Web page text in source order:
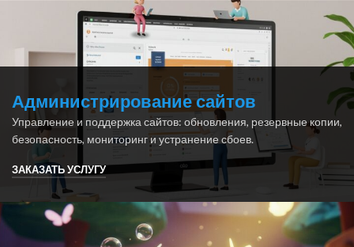
Администрирование сайтов
Управление и поддержка сайтов: обновления, резервные копии,
безопасность, мониторинг и устранение сбоев.
ЗАКАЗАТЬ УСЛУГУ